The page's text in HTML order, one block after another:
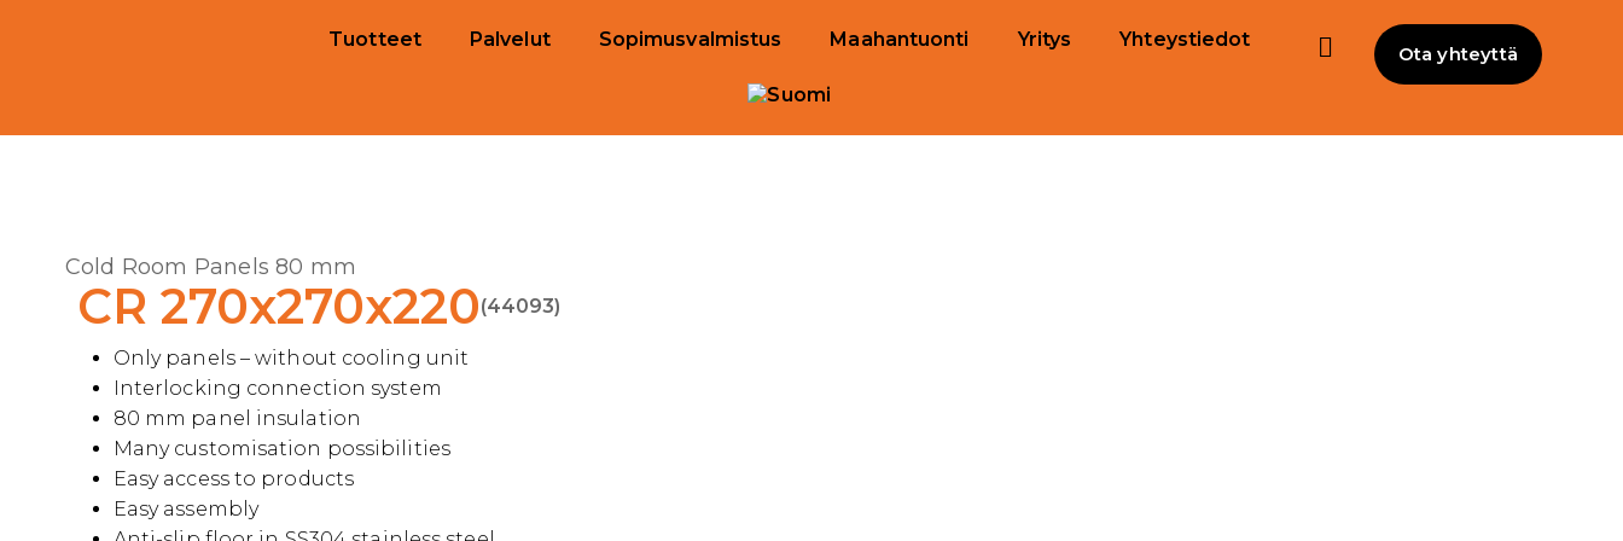
Tuotteet Palvelut Sopimusvalmistus Maahantuonti Yritys Yhteystiedot
Ota yhteyttä
Cold Room Panels 80 mm
CR 270x270x220(44093)
Only panels – without cooling unit
Interlocking connection system
80 mm panel insulation
Many customisation possibilities
Easy access to products
Easy assembly